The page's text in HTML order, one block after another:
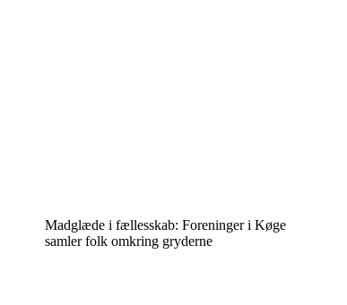
Madglæde i fællesskab: Foreninger i Køge
samler folk omkring gryderne